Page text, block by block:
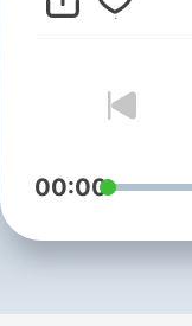
00:00